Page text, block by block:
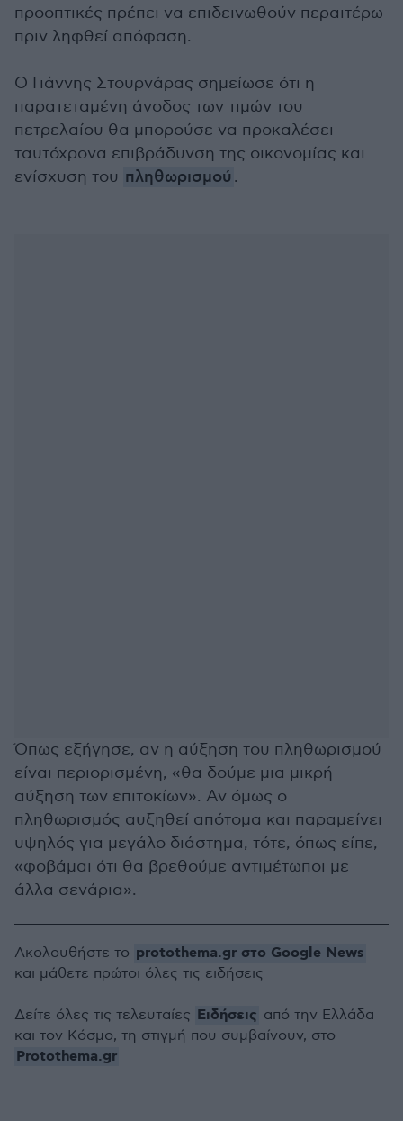
προοπτικές πρέπει να επιδεινωθούν περαιτέρω
πριν ληφθεί απόφαση.
Ο Γιάννης Στουρνάρας σημείωσε ότι η
παρατεταμένη άνοδος των τιμών του
πετρελαίου θα μπορούσε να προκαλέσει
ταυτόχρονα επιβράδυνση της οικονομίας και
ενίσχυση του πληθωρισμού .
Όπως εξήγησε, αν η αύξηση του πληθωρισμού
είναι περιορισμένη, «θα δούμε μια μικρή
αύξηση των επιτοκίων». Αν όμως ο
πληθωρισμός αυξηθεί απότομα και παραμείνει
υψηλός για μεγάλο διάστημα, τότε, όπως είπε,
«φοβάμαι ότι θα βρεθούμε αντιμέτωποι με
άλλα σενάρια».
Ακολουθήστε το protothema.gr στο Google News
και μάθετε πρώτοι όλες τις ειδήσεις
Δείτε όλες τις τελευταίες Ειδήσεις από την Ελλάδα
και τον Κόσμο, τη στιγμή που συμβαίνουν, στο
Protothema.gr